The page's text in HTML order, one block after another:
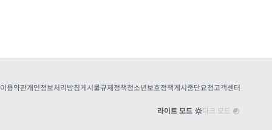
이용약관개인정보처리방침게시물규제정책청소년보호정책게시중단요청고객센터
라이트 모드 다크 모드